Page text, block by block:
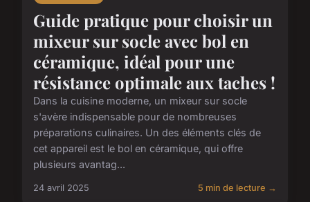
Guide pratique pour choisir un
mixeur sur socle avec bol en
céramique, idéal pour une
résistance optimale aux taches !
Dans la cuisine moderne, un mixeur sur socle
s'avère indispensable pour de nombreuses
préparations culinaires. Un des éléments clés de
cet appareil est le bol en céramique, qui offre
plusieurs avantag...
24 avril 2025 5 min de lecture →